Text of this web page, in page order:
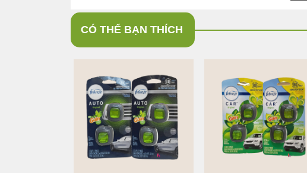
CÓ THỂ BẠN THÍCH